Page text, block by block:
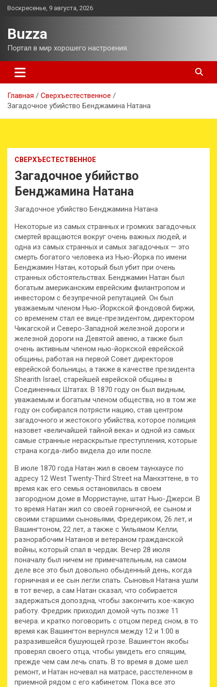
Перейти
Воскресенье, 9 августа, 2026
Buzza
Портал в мир хорошего настроения.
Главная
Сверхъестественное
Загадочное убийство Бенджамина Натана
СВЕРХЪЕСТЕСТВЕННОЕ
Загадочное убийство
Бенджамина Натана
Загадочное убийство Бенджамина Натана
Некоторые из самых странных и громких загадочных
смертей вращаются вокруг очень важных людей, и
одна из самых странных и самых загадочных — это
смерть богатого человека из Нью-Йорка по имени
Бенджамин Натан, который был убит при очень
странных обстоятельствах. Бенджамин Натан был
богатым американским еврейским филантропом и
инвестором с безупречной репутацией. Он был
уважаемым членом Нью-Йоркской фондовой биржи,
со временем стал ее вице-президентом, директором
Чикагской и Северо-Западной железной дороги и
железной дороги на Девятой авеню, а также был
очень активным членом нью-йоркской еврейской
общины, работая на первой Совет директоров
еврейской больницы, а также в качестве президента
Shearith Israel, старейшей еврейской общины в
Соединенных Штатах. В 1870 году он был видным,
уважаемым и богатым членом общества, но в том же
году он собирался потрясти нацию, став центром
загадочного и жестокого убийства, которое полиция
назовет «величайшей тайной века» и одной из самых
самые странные нераскрытые преступления, которые
страна когда-либо видела до или после.
В июле 1870 года Натан жил в своем таунхаусе по
адресу 12 West Twenty-Third Street на Манхэттене, в то
время как его семья остановилась в своем
загородном доме в Морристауне, штат Нью-Джерси. В
то время Натан жил со своей горничной, ее сыном и
своими старшими сыновьями, Фредериком, 26 лет, и
Вашингтоном, 22 лет, а также с Уильямом Келли,
разнорабочим Натанов и ветераном гражданской
войны, который спал в чердак. Вечер 28 июля
поначалу был ничем не примечательным, на самом
деле все это был довольно обыденный день, когда
горничная и ее сын легли спать. Сыновья Натана ушли
в тот вечер, а сам Натан сказал, что собирается
задержаться допоздна, чтобы закончить кое-какую
работу. Фредрик приходил домой чуть позже 11
вечера. и кратко поговорить с отцом перед сном, в то
время как Вашингтон вернулся между 12 и 1:00 в
разразившейся бушующей грозе. Вашингтон якобы
проверял своего отца, чтобы увидеть его спящим,
прежде чем сам лечь спать. В то время в доме шел
ремонт, и Натан ночевал на матрасе, расстеленном в
приемной рядом с его кабинетом. Пока все это